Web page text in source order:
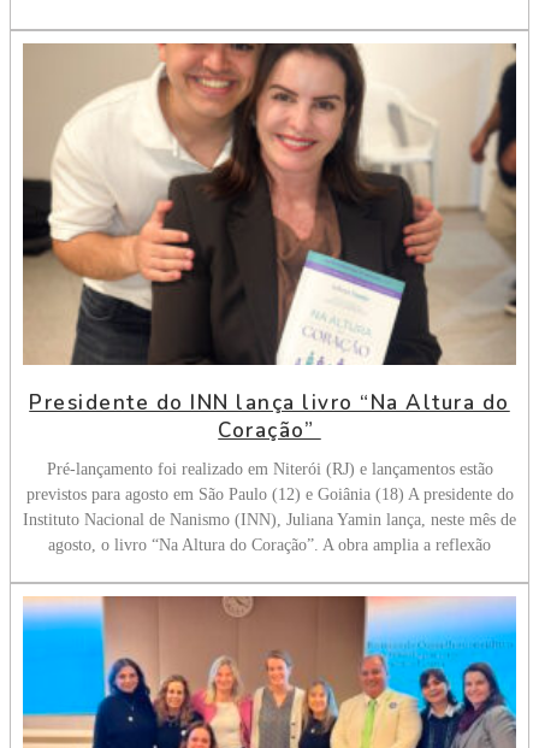
Presidente do INN lança livro “Na Altura do
Coração”
Pré-lançamento foi realizado em Niterói (RJ) e lançamentos estão
previstos para agosto em São Paulo (12) e Goiânia (18) A presidente do
Instituto Nacional de Nanismo (INN), Juliana Yamin lança, neste mês de
agosto, o livro “Na Altura do Coração”. A obra amplia a reflexão